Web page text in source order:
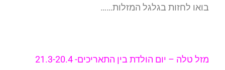
בואו לחזות בגלגל המזלות……
מזל טלה – יום הולדת בין התאריכים- 21.3-20.4